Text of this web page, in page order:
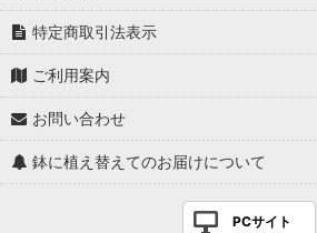
特定商取引法表示
ご利用案内
お問い合わせ
鉢に植え替えてのお届けについて
PCサイト